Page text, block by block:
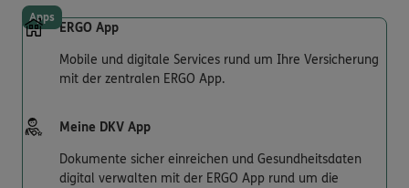
Apps
ERGO App
Mobile und digitale Services rund um Ihre Versicherung
mit der zentralen ERGO App.
Meine DKV App
Dokumente sicher einreichen und Gesundheitsdaten
digital verwalten mit der ERGO App rund um die